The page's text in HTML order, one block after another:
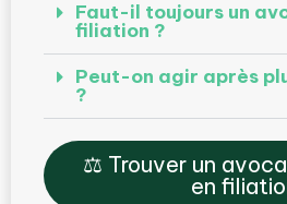
Faut-il toujours un
filiation ?
Peut-on agir après
?
⚖️ Trouver un
en